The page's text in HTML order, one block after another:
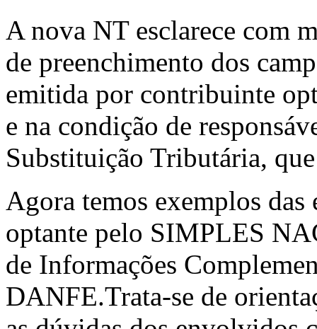
A nova NT esclarece com
de preenchimento dos
emitida por contribuinte
e na condição de
Substituição Tributária,
Agora temos exemplos
optante pelo SIMPLES
de Informações
DANFE.Trata-se de